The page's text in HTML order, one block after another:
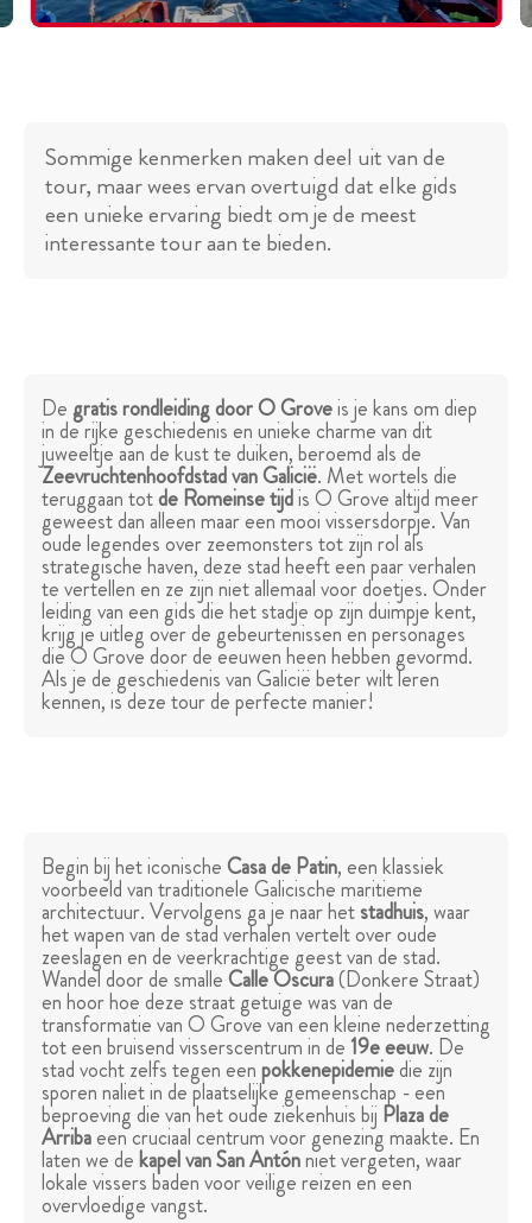
Sommige kenmerken maken deel uit van de
tour, maar wees ervan overtuigd dat elke gids
een unieke ervaring biedt om je de meest
interessante tour aan te bieden.
De gratis rondleiding door O Groveis je kans om diep
in de rijke geschiedenis en unieke charme van dit
juweeltje aan de kust te duiken, beroemd als de
Zeevruchtenhoofdstad van Galicië. Met wortels die
teruggaan totde Romeinse tijdis O Grove altijd meer
geweest dan alleen maar een mooi vissersdorpje. Van
oude legendes over zeemonsters tot zijn rol als
strategische haven, deze stad heeft een paar verhalen
te vertellen en ze zijn niet allemaal voor doetjes. Onder
leiding van een gids die het stadje op zijn duimpje kent,
krijg je uitleg over de gebeurtenissen en personages
die O Grove door de eeuwen heen hebben gevormd.
Als je de geschiedenis van Galicië beter wilt leren
kennen, is deze tour de perfecte manier!
Begin bij het iconischeCasa de Patin, een klassiek
voorbeeld van traditionele Galicische maritieme
architectuur. Vervolgens ga je naar hetstadhuis, waar
het wapen van de stad verhalen vertelt over oude
zeeslagen en de veerkrachtige geest van de stad.
Wandel door de smalleCalle Oscura(Donkere Straat)
en hoor hoe deze straat getuige was van de
transformatie van O Grove van een kleine nederzetting
tot een bruisend visserscentrum in de19e eeuw. De
stad vocht zelfs tegen eenpokkenepidemiedie zijn
sporen naliet in de plaatselijke gemeenschap - een
beproeving die van het oude ziekenhuis bij Plaza de
Arribaeen cruciaal centrum voor genezing maakte. En
laten we dekapel van San Antónniet vergeten, waar
lokale vissers baden voor veilige reizen en een
overvloedige vangst.